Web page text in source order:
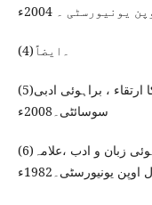
یونیورسٹی ۔ 2004ء
(4)۔ایضاً
(5)۔خدادادگل ۔براہوئی ادب میں افسانے کا ارتقاء ، براہوئی ادبی
سوسائٹی۔2008ء
(6)۔ڈاکٹر عبدالرحمٰن براہوئی ۔ بلوچی ، براہوئی زبان و ادب ،علامہ
اوپن یونیورسٹی۔1982ء